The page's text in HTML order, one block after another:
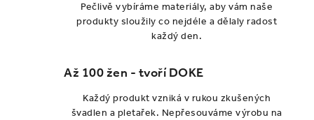
Pečlivě vybíráme materiály, aby vám naše
produkty sloužily co nejdéle a dělaly radost
každý den.
Až 100 žen - tvoří DOKE
Každý produkt vzniká v rukou zkušených
švadlen a pletařek. Nepřesouváme výrobu na